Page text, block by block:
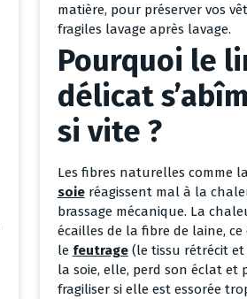
matière, pour préserver vos
fragiles lavage après lavage.
Pourquoi le
délicat
si vite ?
Les fibres naturelles comme la
soieréagissent mal à la
brassage mécanique. La
écailles de la fibre de laine,
le feutrage(le tissu rétrécit et
la soie, elle, perd son éclat et
fragiliser si elle est essorée